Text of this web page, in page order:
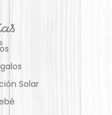
Solar